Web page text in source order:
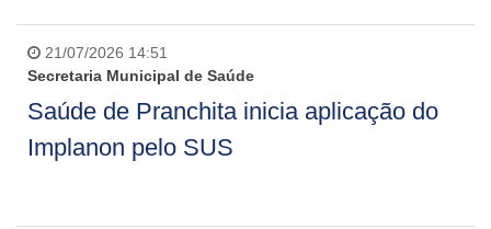
21/07/2026 14:51
Secretaria Municipal de Saúde
Saúde de Pranchita inicia aplicação do
Implanon pelo SUS